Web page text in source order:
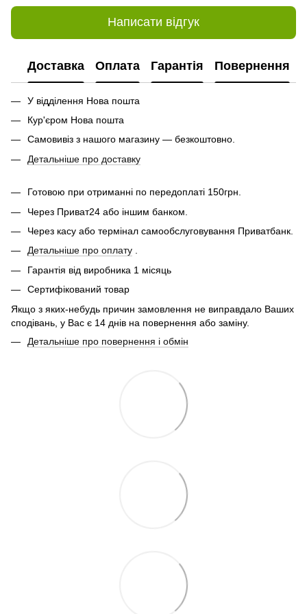
Написати відгук
Доставка Оплата Гарантія Повернення
У відділення Нова пошта
Кур'єром Нова пошта
Самовивіз з нашого магазину — безкоштовно.
Детальніше про доставку
Готовою при отриманні по передоплаті 150грн.
Через Приват24 або іншим банком.
Через касу або термінал самообслуговування Приватбанк.
Детальніше про оплату .
Гарантія від виробника 1 місяць
Сертифікований товар
Якщо з яких-небудь причин замовлення не виправдало Ваших
сподівань, у Вас є 14 днів на повернення або заміну.
Детальніше про повернення і обмін